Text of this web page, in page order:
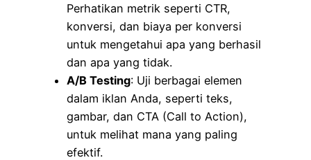
Perhatikan metrik seperti CTR,
konversi, dan biaya per konversi
untuk mengetahui apa yang berhasil
dan apa yang tidak.
A/B Testing: Uji berbagai elemen
dalam iklan Anda, seperti teks,
gambar, dan CTA (Call to Action),
untuk melihat mana yang paling
efektif.